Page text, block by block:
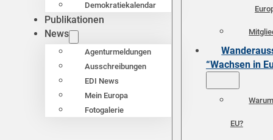
Demokratiekalendar
Publikationen
News
Agenturmeldungen
Ausschreibungen
EDI News
Mein Europa
Fotogalerie
“Wachsen in
EU?